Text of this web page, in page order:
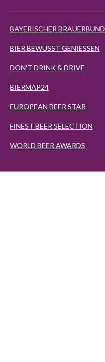
BAYERISCHER BRAUERBUND
BIER BEWUSST GENIESSEN
DON'T DRINK & DRIVE
BIERMAP24
EUROPEAN BEER STAR
FINEST BEER SELECTION
WORLD BEER AWARDS